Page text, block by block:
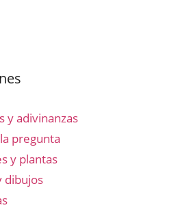
y adivinanzas
pregunta
y plantas
dibujos